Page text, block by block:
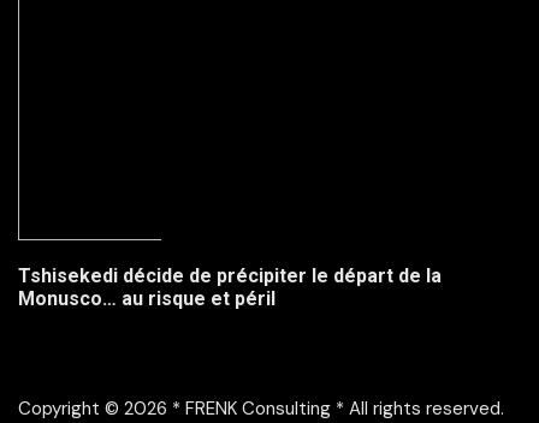
Tshisekedi décide de précipiter le départ de la
Monusco… au risque et péril
Copyright © 2026 * FRENK Consulting * All rights reserved.